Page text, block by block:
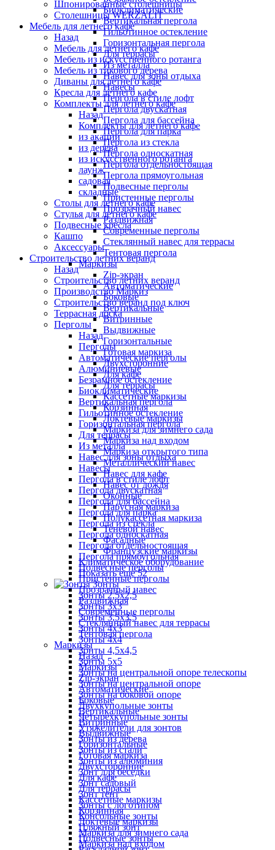
Биоклиматические
Вертикальная пергола
Гильотинное остекление
Горизонтальная пергола
Для террасы
Из металла
Навес для зоны отдыха
Навесы
Пергола в стиле лофт
Пергола двускатная
Пергола для бассейна
Пергола для парка
Пергола из стекла
Пергола односкатная
Пергола отдельностоящая
Пергола прямоугольная
Подвесные перголы
Пристенные перголы
Прозрачный навес
Раздвижная
Современные перголы
Стеклянный навес для террасы
Тентовая пергола
Маркизы
Zip-экран
Автоматические
Боковые
Вертикальные
Витринные
Выдвижные
Горизонтальные
Готовая маркиза
Двухсторонние
Для кафе
Для террасы
Кассетные маркизы
Корзинная
Локтевые маркизы
Маркиза для зимнего сада
Маркиза над входом
Маркиза открытого типа
Металлический навес
Навес для кафе
Навес от дождя
Оконные
Парусная маркиза
Полукассетная маркиза
Теневой навес
Фасадные
Французские маркизы
Климатическое оборудование
Показать ещё 52
Зонты
Зонты 2,5х2,5
Зонты 3х3
Зонты 3,5х3,5
Зонты 4х3
Зонты 4х4
Зонты 4,5х4,5
Зонты 5х5
Зонты на центральной опоре телескопы
Зонты на центральной опоре
Зонты на боковой опоре
Двухкупольные зонты
Четырехкупольные зонты
Утяжелители для зонтов
Зонты из дерева
Зонты из стали
Зонты из алюминия
Зонт для беседки
Зонт садовый
Зонт тент
Зонты с логотипом
Консольные зонты
Пляжный зонт
Подвесные зонты
Шпонированные столешницы
Столешницы WERZALIT
Мебель для летнего кафе
Назад
Мебель для летнего кафе
Мебель из искусственного ротанга
Мебель из тикового дерева
Диваны для летнего кафе
Кресла для летнего кафе
Комплекты для летнего кафе
Назад
Комплекты для летнего кафе
из акации
из дерева
из искусственного ротанга
лаунж
садовая
складные
Столы для летнего кафе
Стулья для летнего кафе
Подвесные кресла
Кашпо
Аксессуары
Строительство летних веранд
Назад
Строительство летних веранд
Производство Маркиз
Строительство веранд под ключ
Террасная доска
Перголы
Назад
Перголы
Автоматические перголы
Алюминиевые
Безрамное остекление
Биоклиматические
Вертикальная пергола
Гильотинное остекление
Горизонтальная пергола
Для террасы
Из металла
Навес для зоны отдыха
Навесы
Пергола в стиле лофт
Пергола двускатная
Пергола для бассейна
Пергола для парка
Пергола из стекла
Пергола односкатная
Пергола отдельностоящая
Пергола прямоугольная
Подвесные перголы
Пристенные перголы
Прозрачный навес
Раздвижная
Современные перголы
Стеклянный навес для террасы
Тентовая пергола
Маркизы
Назад
Маркизы
Zip-экран
Автоматические
Боковые
Вертикальные
Витринные
Выдвижные
Горизонтальные
Готовая маркиза
Двухсторонние
Для кафе
Для террасы
Кассетные маркизы
Корзинная
Локтевые маркизы
Маркиза для зимнего сада
Маркиза над входом